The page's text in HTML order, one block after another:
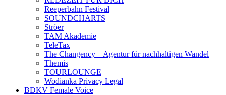
Reeperbahn Festival
SOUNDCHARTS
Ströer
TAM Akademie
TeleTax
The Changency – Agentur für nachhaltigen Wandel
Themis
TOURLOUNGE
Wodianka Privacy Legal
BDKV Female Voice